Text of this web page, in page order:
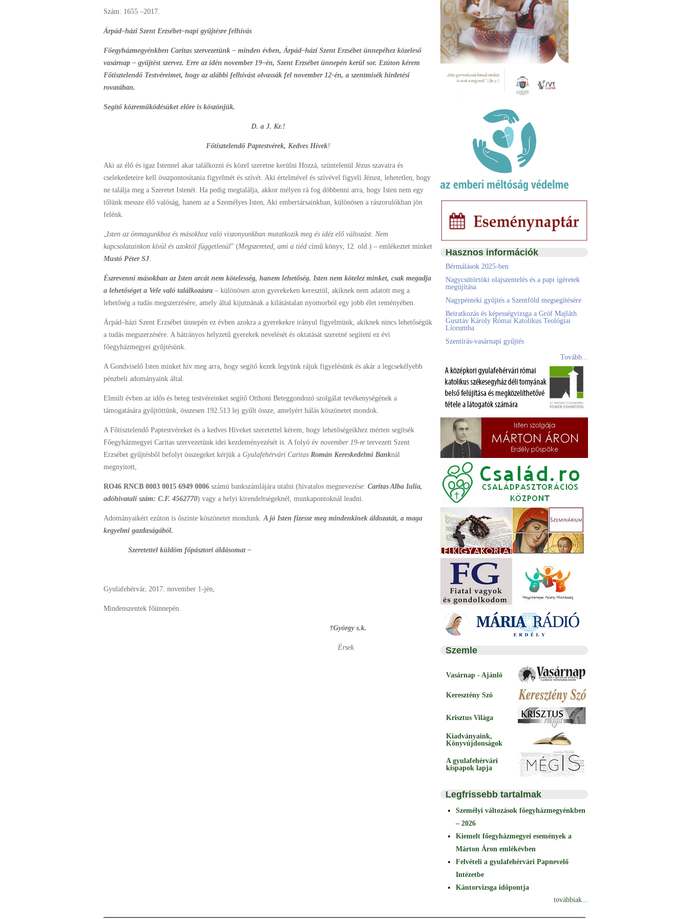
Szám: 1655 –2017.
Árpád–házi Szent Erzsébet–napi gyűjtésre felhívás
Főegyházmegyénkben Caritas szervezetünk – minden évben, Árpád–házi Szent Erzsébet ünnepéhez közeleső
vasárnap – gyűjtést szervez. Erre az idén november 19–én, Szent Erzsébet ünnepén kerül sor. Ezúton kérem
Főtisztelendő Testvéreimet, hogy az alábbi felhívást olvassák fel november 12-én, a szentmisék hirdetési
rovatában.
Segítő közreműködésüket előre is köszönjük.
D. a J. Kr.!
Főtisztelendő Paptestvérek, Kedves Hívek!
Aki az élő és igaz Istennel akar találkozni és közel szeretne kerülni Hozzá, szüntelenül Jézus szavaira és
cselekedeteire kell összpontosítania figyelmét és szívét. Aki értelmével és szívével figyeli Jézust, lehetetlen, hogy
ne találja meg a Szeretet Istenét. Ha pedig megtalálja, akkor mélyen rá fog döbbenni arra, hogy Isten nem egy
tőlünk messze élő valóság, hanem az a Személyes Isten, Aki embertársainkban, különösen a rászorulókban jön
felénk.
„Isten az önmagunkhoz és másokhoz való viszonyunkban mutatkozik meg és idéz elő változást. Nem
kapcsolatainkon kívül és azoktól függetlenül” (Megszereted, ami a tiéd című könyv, 12. old.) – emlékeztet minket
Mustó Péter SJ.
Észrevenni másokban az Isten arcát nem kötelesség, hanem lehetőség. Isten nem kötelez minket, csak megadja
a lehetőséget a Vele való találkozásra – különösen azon gyerekeken keresztül, akiknek nem adatott meg a
lehetőség a tudás megszerzésére, amely által kijutnának a kilátástalan nyomorból egy jobb élet reményében.
Árpád–házi Szent Erzsébet ünnepén ez évben azokra a gyerekekre irányul figyelmünk, akiknek nincs lehetőségük
a tudás megszerzésére. A hátrányos helyzetű gyerekek nevelését és oktatását szeretné segíteni ez évi
főegyházmegyei gyűjtésünk.
A Gondviselő Isten minket hív meg arra, hogy segítő kezek legyünk rájuk figyelésünk és akár a legcsekélyebb
pénzbeli adományaink által.
Elmúlt évben az idős és beteg testvéreinket segítő Otthoni Beteggondozó szolgálat tevékenységének a
támogatására gyűjtöttünk, összesen 192.513 lej gyűlt össze, amelyért hálás köszönetet mondok.
A Főtisztelendő Paptestvéreket és a kedves Híveket szeretettel kérem, hogy lehetőségeikhez mérten segítsék
Főegyházmegyei Caritas szervezetünk idei kezdeményezését is. A folyó év november 19-re tervezett Szent
Erzsébet gyűjtésből befolyt összegeket kérjük a Gyulafehérvári Caritas Román Kereskedelmi Banknál
megnyitott,
RO46 RNCB 0003 0015 6949 0006 számú bankszámlájára utalni (hivatalos megnevezése: Caritas Alba Iulia,
adóhivatali szám: C.F. 4562770) vagy a helyi kirendeltségeknél, munkapontoknál leadni.
Adományaikért ezúton is őszinte köszönetet mondunk.A jó Isten fizesse meg mindenkinek áldozatát, a maga
kegyelmi gazdaságából.
Szeretettel küldöm főpásztori áldásomat –
Gyulafehérvár, 2017. november 1-jén,
Mindenszentek főünnepén.
†György s.k.
Érsek
Hasznos információk
Bérmálások 2025-ben
Nagycsütörtöki olajszentelés és a papi ígéretek
megújítása
Nagypénteki gyűjtés a Szentföld megsegítésére
Beiratkozás és képességvizsga a Gróf Majláth
Gusztáv Károly Római Katolikus Teológiai
Líceumba
Szentírás-vasárnapi gyűjtés
Tovább...
Szemle
Vasárnap - Ajánló
Keresztény Szó
Krisztus Világa
Kiadványaink,
Könyvújdonságok
A gyulafehérvári
kispapok lapja
Legfrissebb tartalmak
Személyi változások főegyházmegyénkben
– 2026
Kiemelt főegyházmegyei események a
Márton Áron emlékévben
Felvételi a gyulafehérvári Papnevelő
Intézetbe
Kántorvizsga időpontja
továbbiak...